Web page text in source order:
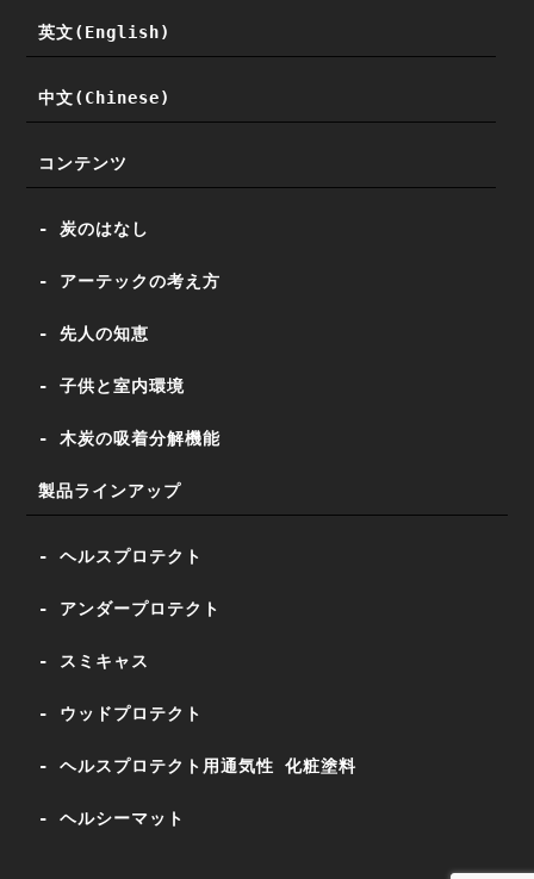
英文(English)
中文(Chinese)
コンテンツ
- 炭のはなし
- アーテックの考え方
- 先人の知恵
- 子供と室内環境
- 木炭の吸着分解機能
製品ラインアップ
- ヘルスプロテクト
- アンダープロテクト
- スミキャス
- ウッドプロテクト
- ヘルスプロテクト用通気性 化粧塗料
- ヘルシーマット